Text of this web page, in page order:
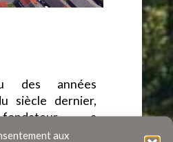
aux
des années
siècle dernier,
a
à transformer la